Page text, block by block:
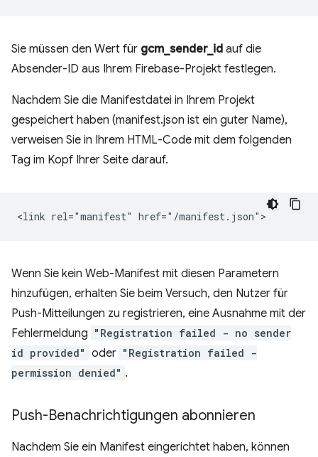
Sie müssen den Wert für gcm_sender_id auf die
Absender-ID aus Ihrem Firebase-Projekt festlegen.
Nachdem Sie die Manifestdatei in Ihrem Projekt
gespeichert haben (manifest.json ist ein guter Name),
verweisen Sie in Ihrem HTML-Code mit dem folgenden
Tag im Kopf Ihrer Seite darauf.
Wenn Sie kein Web-Manifest mit diesen Parametern
hinzufügen, erhalten Sie beim Versuch, den Nutzer für
Push-Mitteilungen zu registrieren, eine Ausnahme mit der
Fehlermeldung "Registration failed - no sender
id provided" oder "Registration failed -
permission denied" .
Push-Benachrichtigungen abonnieren
Nachdem Sie ein Manifest eingerichtet haben, können